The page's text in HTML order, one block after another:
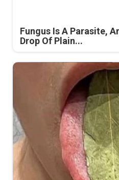
Fungus Is A Parasite,
Drop Of Plain...